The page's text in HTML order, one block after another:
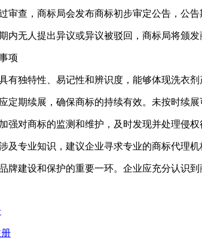
审查，商标局会发布商标初步审定公告，公
内无人提出异议或异议被驳回，商标局将颁发
项
有独特性、易记性和辨识度，能够体现洗衣剂
定期续展，确保商标的持续有效。未按时续展
强对商标的监测和维护，及时发现并处理侵权
及专业知识，建议企业寻求专业的商标代理
牌建设和保护的重要一环。企业应充分认识